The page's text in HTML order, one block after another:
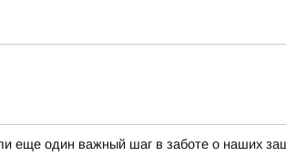
еще один важный шаг в заботе о наших